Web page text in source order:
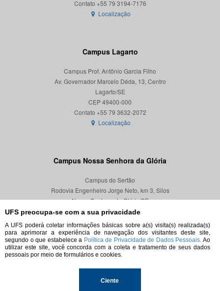
UFS preocupa-se com a sua privacidade
A UFS poderá coletar informações básicas sobre a(s) visita(s) realizada(s)
para aprimorar a experiência de navegação dos visitantes deste site,
segundo o que estabelece a Política de Privacidade de Dados Pessoais. Ao
utilizar este site, você concorda com a coleta e tratamento de seus dados
pessoais por meio de formulários e cookies.
Ciente
Localização
Campus Lagarto
Campus Prof. Antônio Garcia Filho
Av. Governador Marcelo Déda, 13, Centro
Lagarto/SE
CEP 49400-000
Localização
Campus Nossa Senhora da Glória
Campus do Sertão
Rodovia Engenheiro Jorge Neto, km 3, Silos
Nossa Senhora da Glória/SE
CEP 49680-000
Localização
© 2026. Todos os direitos reservados.